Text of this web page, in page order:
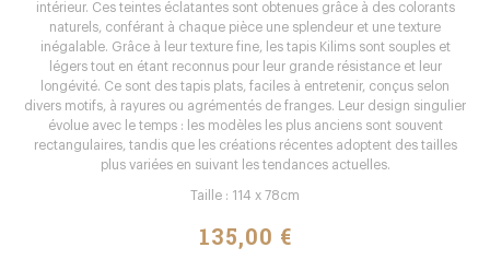
intérieur. Ces teintes éclatantes sont obtenues grâce à des colorants
naturels, conférant à chaque pièce une splendeur et une texture
inégalable. Grâce à leur texture fine, les tapis Kilims sont souples et
légers tout en étant reconnus pour leur grande résistance et leur
longévité. Ce sont des tapis plats, faciles à entretenir, conçus selon
divers motifs, à rayures ou agrémentés de franges. Leur design singulier
évolue avec le temps : les modèles les plus anciens sont souvent
rectangulaires, tandis que les créations récentes adoptent des tailles
plus variées en suivant les tendances actuelles.
Taille : 114 x 78cm
135,00 €